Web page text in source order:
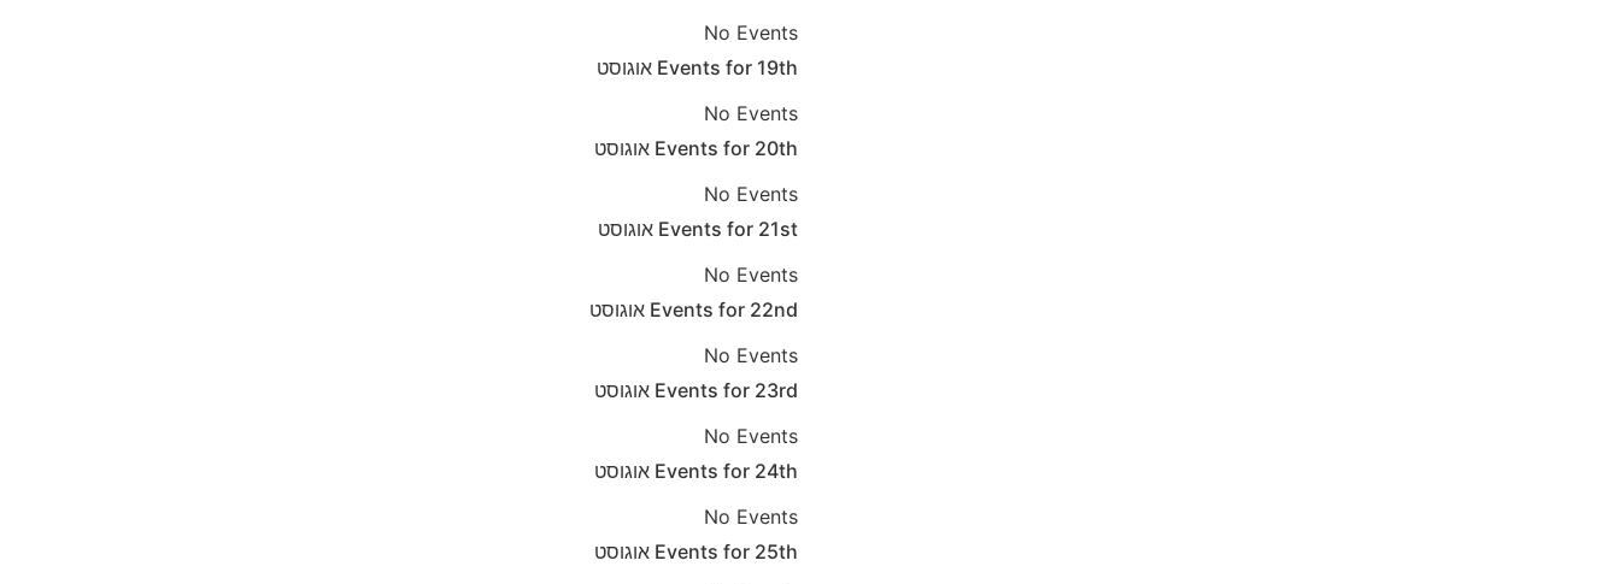
No Events
Events for 19th
אוגוסט
No Events
Events for 20th
אוגוסט
No Events
Events for 21st
אוגוסט
No Events
Events for 22nd
אוגוסט
No Events
Events for 23rd
אוגוסט
No Events
Events for 24th
אוגוסט
No Events
Events for 25th
אוגוסט